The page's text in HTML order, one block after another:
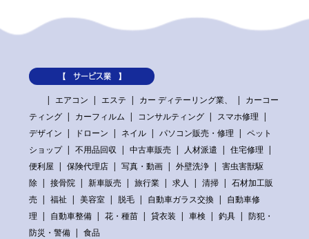
【 サービス業 】
エアコン
エステ カー ディテーリング業、
カーコー
ティング
カーフィルム コンサルティング
スマホ修理
デザイン
ドローン ネイル パソコン販売・修理
ペット
ショップ
不用品回収 中古車販売 人材派遣
住宅修理
便利屋
保険代理店 写真・動画 外壁洗浄
害虫害獣駆
除
接骨院 新車販売 旅行業 求人 清掃
石材加工販
売
福祉 美容室 脱毛 自動車ガラス交換
自動車修
理
自動車整備 花・種苗 貸衣装 車検 釣具
防犯・
防災・警備
食品